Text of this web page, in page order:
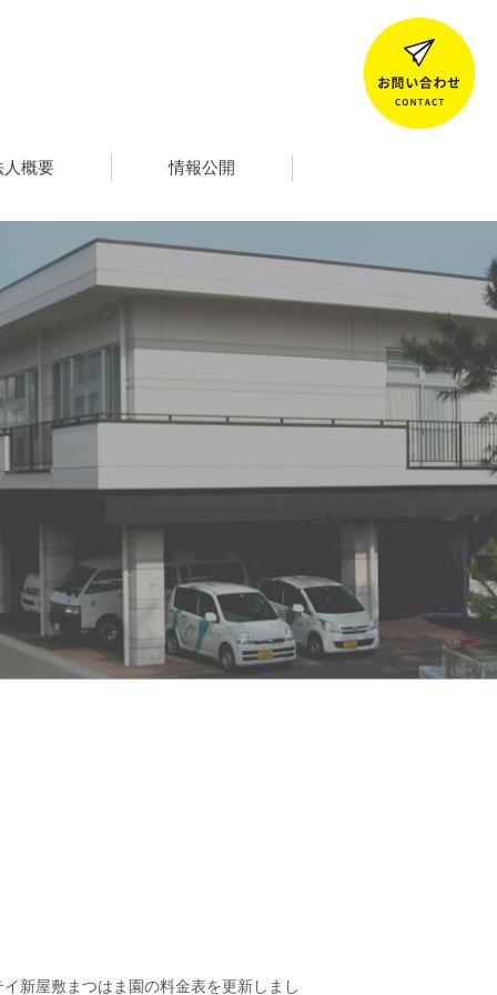
人概要 情報公開
新屋敷まつはま園の料金表を更新しまし